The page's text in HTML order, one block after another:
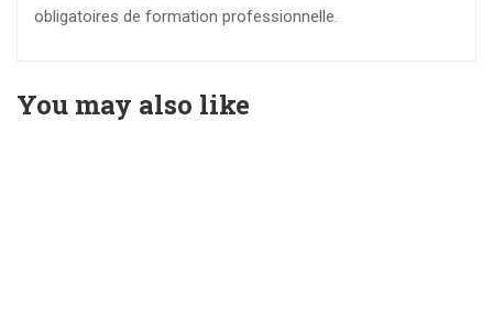
obligatoires de formation professionnelle.
You may also like